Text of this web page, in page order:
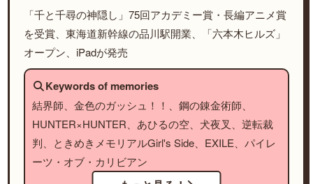
「千と千尋の神隠し」75回アカデミー賞・長編アニメ賞
を受賞、東海道新幹線の品川駅開業、「六本木ヒルズ」
オープン、iPadが発売
Keywords of memories
結界師、金色のガッシュ！！、鋼の錬金術師、
HUNTER×HUNTER、あひるの空、犬夜叉、逆転裁
判、ときめきメモリアルGirl's Side、EXILE、パイレ
ーツ・オブ・カリビアン